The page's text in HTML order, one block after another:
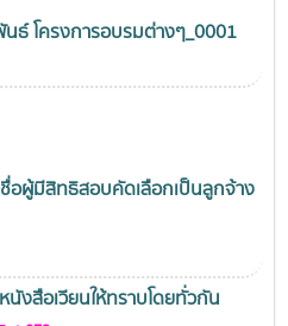
นธ์ โครงการอบรมต่างๆ_0001
อผู้มีสิทธิสอบคัดเลือกเป็นลูกจ้าง
งสือเวียนให้ทราบโดยทั่วกัน